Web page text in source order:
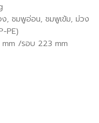
ง, ชมพูอ่อน, ชมพูเข้ม, ม่วง
PE)
mm /รอบ 223 mm